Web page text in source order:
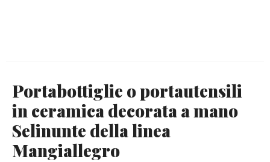
Portabottiglie o portautensili
in ceramica decorata a mano
Selinunte della linea
Mangiallegro